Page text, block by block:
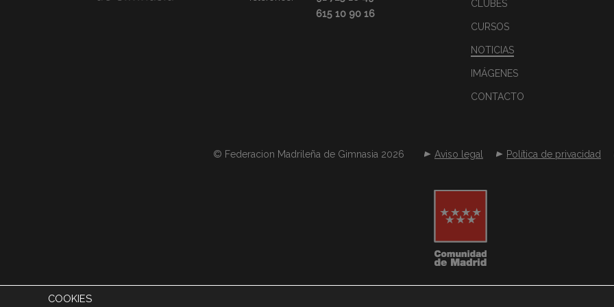
615 10 90 16
CLUBES
CURSOS
NOTICIAS
IMÁGENES
CONTACTO
© Federacion Madrileña de Gimnasia 2026 Aviso legal Política de privacidad
COOKIES